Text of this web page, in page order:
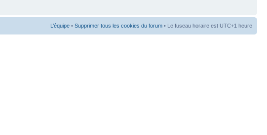
L’équipe • Supprimer tous les cookies du forum • Le fuseau horaire est UTC+1 heure